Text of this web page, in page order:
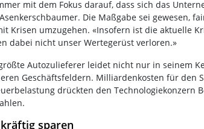
mit dem Fokus darauf, dass sich das
Die Maßgabe sei gewesen,
Krisen umzugehen. «Insofern ist die aktuelle
dabei nicht unser Wertegerüst verloren.»
Autozulieferer leidet nicht nur in seinem
Geschäftsfeldern. Milliardenkosten für den
drückten den Technologiekonzern
sparen